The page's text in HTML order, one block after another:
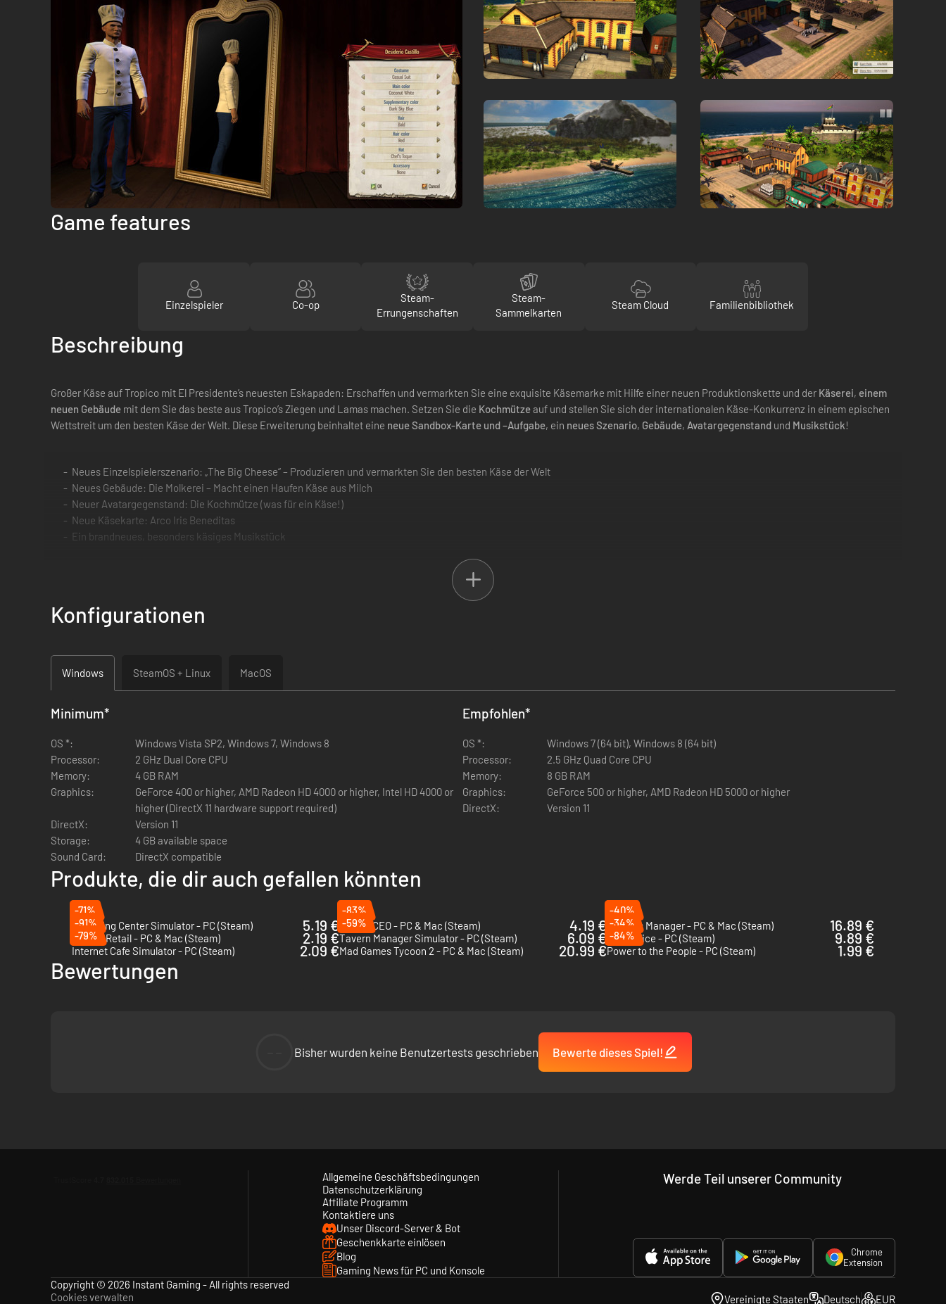
Game features
Einzelspieler Co-op
Steam-
Errungenschaften
Steam-
Sammelkarten
Steam Cloud Familienbibliothek
Beschreibung
Großer Käse auf Tropico mit El Presidente’s neuesten Eskapaden: Erschaffen und vermarkten Sie eine exquisite Käsemarke mit Hilfe einer neuen Produktionskette und der Käserei, einem
neuen Gebäude mit dem Sie das beste aus Tropico’s Ziegen und Lamas machen. Setzen Sie die Kochmützeauf und stellen Sie sich der internationalen Käse-Konkurrenz in einem epischen
Wettstreit um den besten Käse der Welt. Diese Erweiterung beinhaltet eine neue Sandbox-Karte und –Aufgabe, ein neues Szenario, Gebäude, Avatargegenstand und Musikstück!
Neues Einzelspielerszenario: „The Big Cheese“ – Produzieren und vermarkten Sie den besten Käse der Welt
Neues Gebäude: Die Molkerei – Macht einen Haufen Käse aus Milch
Neuer Avatargegenstand: Die Kochmütze (was für ein Käse!)
Neue Käsekarte: Arco Iris Beneditas
Ein brandneues, besonders käsiges Musikstück
Konfigurationen
Windows SteamOS + Linux MacOS
Minimum*
OS *:
Windows Vista SP2, Windows 7, Windows 8
Processor:
2 GHz Dual Core CPU
Memory:
4 GB RAM
Graphics:
GeForce 400 or higher, AMD Radeon HD 4000 or higher, Intel HD 4000 or
higher (DirectX 11 hardware support required)
DirectX:
Version 11
Storage:
4 GB available space
Sound Card:
DirectX compatible
Empfohlen*
OS *:
Windows 7 (64 bit), Windows 8 (64 bit)
Processor:
2.5 GHz Quad Core CPU
Memory:
8 GB RAM
Graphics:
GeForce 500 or higher, AMD Radeon HD 5000 or higher
DirectX:
Version 11
Produkte, die dir auch gefallen könnten
-71%
Recycling Center Simulator - PC (Steam)
5.19 €
-83%
Airport CEO - PC & Mac (Steam)
4.19 €
-40%
City Bus Manager - PC & Mac (Steam)
16.89 €
-91%
King of Retail - PC & Mac (Steam)
2.19 €
-59%
Tavern Manager Simulator - PC (Steam)
6.09 €
-34%
Pizza Slice - PC (Steam)
9.89 €
-79%
Internet Cafe Simulator - PC (Steam)
2.09 €Mad Games Tycoon 2 - PC & Mac (Steam) 20.99 €
-84%
Power to the People - PC (Steam)
1.99 €
Bewertungen
Bisher wurden keine Benutzertests geschrieben Bewerte dieses Spiel!
Allgemeine Geschäftsbedingungen
Datenschutzerklärung
Affiliate Programm
Kontaktiere uns
Unser Discord-Server & Bot
Geschenkkarte einlösen
Blog
Gaming News für PC und Konsole
Werde Teil unserer Community
Chrome
Extension
Copyright © 2026 Instant Gaming - All rights reserved
Cookies verwalten
Vereinigte Staaten Deutsch EUR